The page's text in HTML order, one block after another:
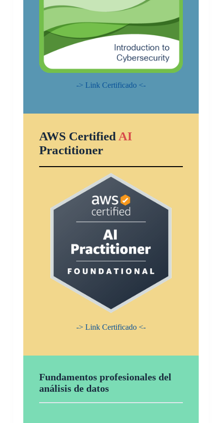
-> Link Certificado <-
AWS Certified AI
Practitioner
-> Link Certificado <-
Fundamentos profesionales del
análisis de datos